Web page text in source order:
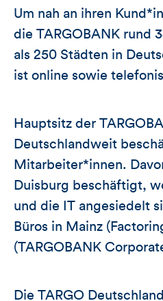
Um nah an ihren
die TARGOBANK rund
als 250 Städten in
ist online sowie
Hauptsitz der
Deutschlandweit
Mitarbeiter*innen.
Duisburg beschäftigt,
und die IT angesiedelt
Büros in Mainz
(TARGOBANK
Die TARGO